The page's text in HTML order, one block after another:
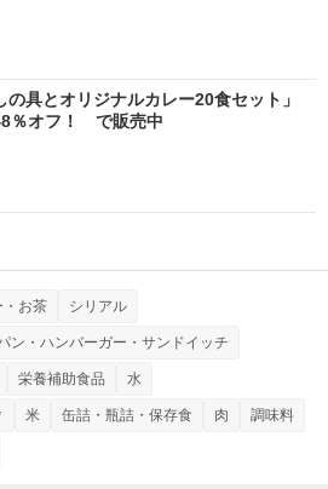
の具とオリジナルカレー20食セット」
％オフ！ で販売中
・お茶 シリアル
ン・ハンバーガー・サンドイッチ
栄養補助食品 水
米 缶詰・瓶詰・保存食 肉 調味料